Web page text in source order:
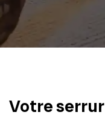
Votre